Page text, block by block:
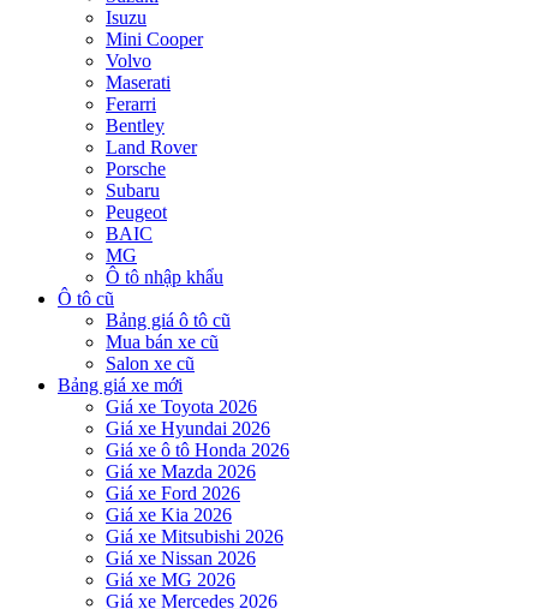
Isuzu
Mini Cooper
Volvo
Maserati
Ferarri
Bentley
Land Rover
Porsche
Subaru
Peugeot
BAIC
MG
Ô tô nhập khẩu
Ô tô cũ
Bảng giá ô tô cũ
Mua bán xe cũ
Salon xe cũ
Bảng giá xe mới
Giá xe Toyota 2026
Giá xe Hyundai 2026
Giá xe ô tô Honda 2026
Giá xe Mazda 2026
Giá xe Ford 2026
Giá xe Kia 2026
Giá xe Mitsubishi 2026
Giá xe Nissan 2026
Giá xe MG 2026
Giá xe Mercedes 2026